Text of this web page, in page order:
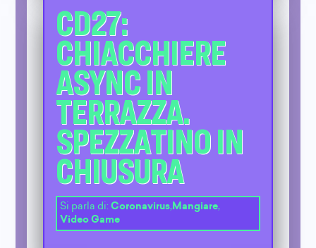
CD27:
CHIACCHIERE
ASYNC IN
TERRAZZA.
SPEZZATINO IN
CHIUSURA
Si parla di: Coronavirus,Mangiare,
Video Game